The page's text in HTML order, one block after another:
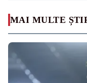
MAI MULTE